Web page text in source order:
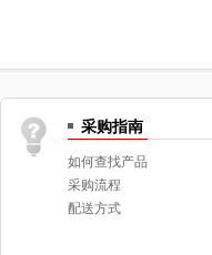
采购指南
如何查找产品
采购流程
配送方式